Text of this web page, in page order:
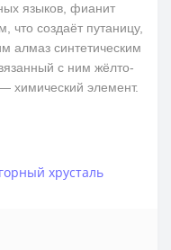
языков, фианит
что создаёт путаницу,
алмаз синтетическим
с ним жёлто-
химический элемент.
горный хрусталь